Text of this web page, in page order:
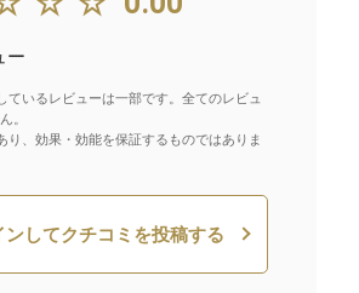
ー
ているレビューは一部です。全てのレビュ
。
り、効果・効能を保証するものではありま
ンしてクチコミを投稿する